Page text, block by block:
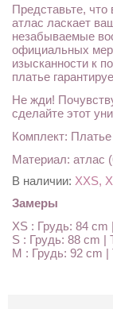
Представьте,
атлас ласкает
незабываемые
официальных
изысканности к
платье
Не жди!
сделайте этот
Комплект: Платье
Материал: атлас
В наличии: XXS,
Замеры
XS : Грудь: 84
S : Грудь: 88 cm |
M : Грудь: 92 cm